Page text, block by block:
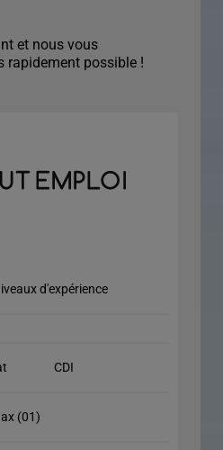
et nous vous
rapidement possible !
d'expérience
CDI
(01)